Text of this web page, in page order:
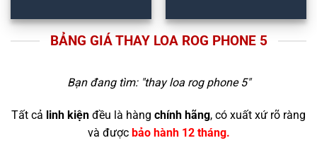
BẢNG GIÁ THAY LOA ROG PHONE 5
Bạn đang tìm: "thay loa rog phone 5"
Tất cả linh kiện đều là hàng chính hãng, có xuất xứ rõ ràng
và được bảo hành 12 tháng.